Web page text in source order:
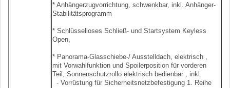
* Anhängerzugvorrichtung, schwenkbar, inkl. Anhänger-
Stabilitätsprogramm
* Schlüsselloses Schließ- und Startsystem Keyless
Open,
* Panorama-Glasschiebe-/ Ausstelldach, elektrisch ,
mit Vorwahlfunktion und Spoilerposition für vorderen
Teil, Sonnenschutzrollo elektrisch bedienbar , inkl.
- Vorrüstung für Sicherheitsnetzbefestigung 1. Reihe